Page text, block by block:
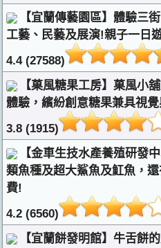
【宜蘭傳藝園區】體驗三
工藝、民藝及展演!親子一日
4.4 (27588)
【菓風糖果工房】菓風小
體驗，繽紛創意糖果兼具視
3.8 (1915)
【金車生技水產養殖研發
類魚種及超大鯊魚及魟魚，
費!
4.2 (6560)
【宜蘭餅發明館】牛舌餅